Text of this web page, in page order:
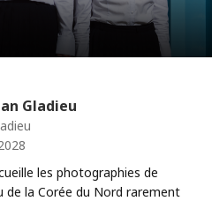
Gladieu
les photographies de
de la Corée du Nord rarement